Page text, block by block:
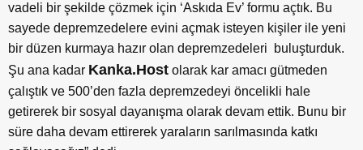
vadeli bir şekilde çözmek için ‘Askıda Ev’ formu açtık. Bu
sayede depremzedelere evini açmak isteyen kişiler ile yeni
bir düzen kurmaya hazır olan depremzedeleri buluşturduk.
Şu ana kadar Kanka.Host olarak kar amacı gütmeden
çalıştık ve 500’den fazla depremzedeyi öncelikli hale
getirerek bir sosyal dayanışma olarak devam ettik. Bunu bir
süre daha devam ettirerek yaraların sarılmasında katkı